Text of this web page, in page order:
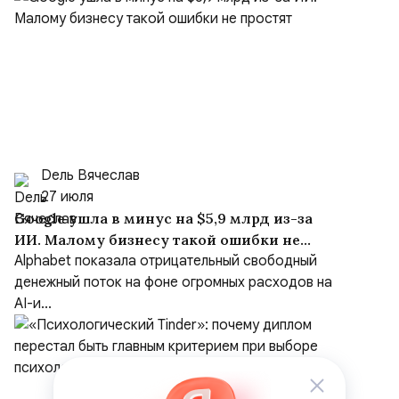
Dель Вячеслав
27 июля
Google ушла в минус на $5,9 млрд из-за
ИИ. Малому бизнесу такой ошибки не
простят
Alphabet показала отрицательный свободный
денежный поток на фоне огромных расходов на
AI-и...